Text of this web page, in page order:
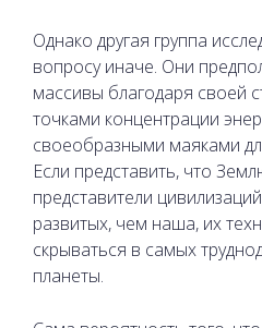
Однако другая группа
вопросу иначе. Они
массивы благодаря своей
точками концентрации
своеобразными маяками
Если представить, что
представители
развитых, чем наша, их
скрываться в самых
планеты.